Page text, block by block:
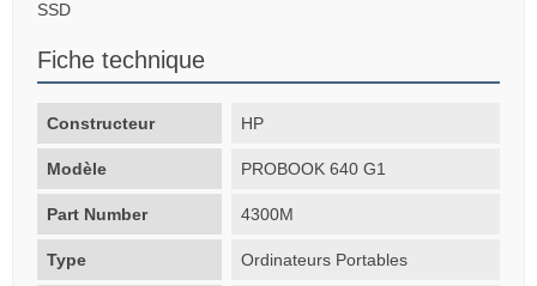
SSD
Fiche technique
Constructeur HP
Modèle PROBOOK 640 G1
Part Number 4300M
Type Ordinateurs Portables